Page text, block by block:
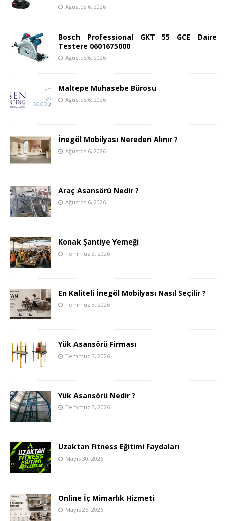
Ağustos 6, 2026
Bosch Professional GKT 55 GCE Daire
Testere 0601675000
Ağustos 6, 2026
Maltepe Muhasebe Bürosu
Ağustos 6, 2026
İnegöl Mobilyası Nereden Alınır ?
Ağustos 6, 2026
Araç Asansörü Nedir ?
Ağustos 6, 2026
Konak Şantiye Yemeği
Temmuz 3, 2026
En Kaliteli İnegöl Mobilyası Nasıl Seçilir ?
Temmuz 3, 2026
Yük Asansörü Firması
Temmuz 3, 2026
Yük Asansörü Nedir ?
Temmuz 3, 2026
Uzaktan Fitness Eğitimi Faydaları
Mayıs 30, 2026
Online İç Mimarlık Hizmeti
Mayıs 25, 2026